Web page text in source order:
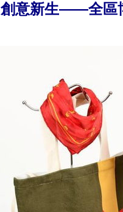
創意新生——全區